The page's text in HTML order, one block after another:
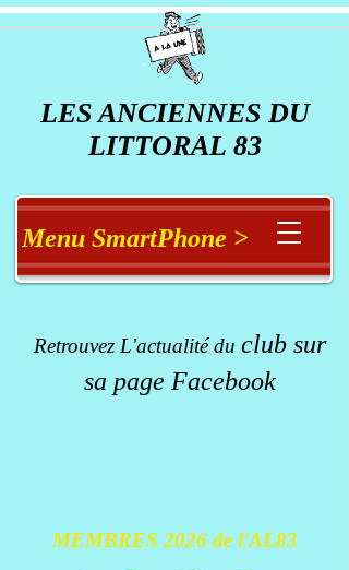
LES ANCIENNES DU
LITTORAL 83
Menu SmartPhone >
Retrouvez L'actualité du club sur
sa page Facebook
MEMBRES 2026 de l'AL83